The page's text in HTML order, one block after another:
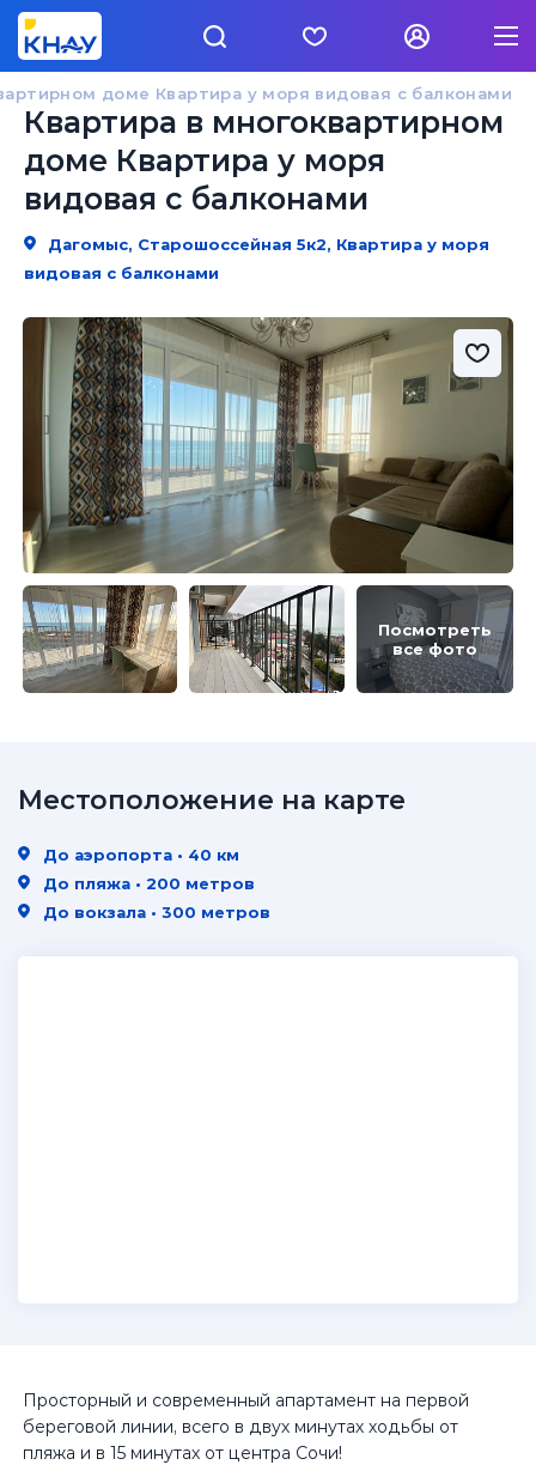
доме Квартира у моря видовая с балконами
Квартира в многоквартирном
доме Квартира у моря
видовая с балконами
Дагомыс, Старошоссейная 5к2, Квартира у моря
видовая с балконами
Посмотреть
все фото
Просторный и современный апартамент на первой
береговой линии, всего в двух минутах ходьбы от
пляжа и в 15 минутах от центра Сочи!
Местоположение на карте
До аэропорта • 40 км
До пляжа • 200 метров
До вокзала • 300 метров